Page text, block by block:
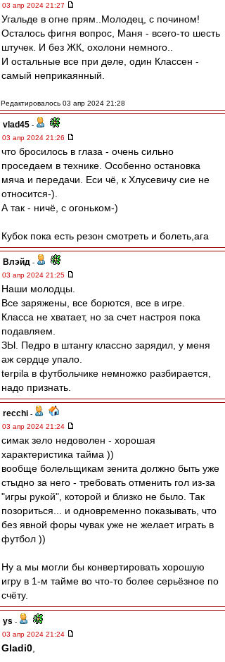
03 апр 2024 21:27
Угальде в огне прям..Молодец, с почином!
Осталось фигня вопрос, Маня - всего-то шесть
штучек. И без ЖК, охолони немного..
И остальные все при деле, один Классен -
самый неприкаянный.
Редактировалось 03 апр 2024 21:28
vlad45 -
03 апр 2024 21:26
что бросилось в глаза - очень сильно
проседаем в технике. Особенно остановка
мяча и передачи. Еси чё, к Хлусевичу сие не
относится-).
А так - ничё, с огоньком-)
Кубок пока есть резон смотреть и болеть,ага
Влэйд -
03 апр 2024 21:25
Наши молодцы.
Все заряжены, все борются, все в игре.
Класса не хватает, но за счет настроя пока
подавляем.
ЗЫ. Педро в штангу классно зарядил, у меня
аж сердце упало.
terpila в футбольчике немножко разбирается,
надо признать.
recchi -
03 апр 2024 21:24
симак зело недоволен - хорошая
характеристика тайма ))
вообще болельщикам зенита должно быть уже
стыдно за него - требовать отменить гол из-за
"игры рукой", которой и близко не было. Так
позориться... и одновременно показывать, что
без явной форы чувак уже не желает играть в
футбол ))
Ну а мы могли бы конвертировать хорошую
игру в 1-м тайме во что-то более серьёзное по
счёту.
ys -
03 апр 2024 21:24
Gladi0